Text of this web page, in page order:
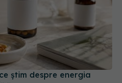
știm despre energia